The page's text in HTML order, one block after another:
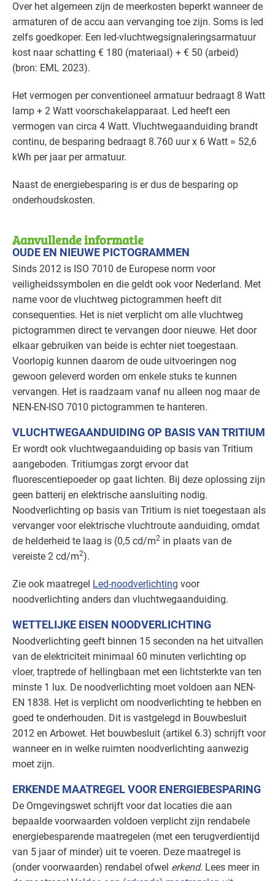
Industrie - verf en drukinkt
Kantoren Basis
Landbouw - land- en tuinbouw
Landbouw - veeteelt
Natwasserijen Basis
Onderwijs Basis
Overige branches Basis
Recreatie - hotels Basis
Recreatie - restaurants en cafés Basis
Sport - overig Basis
Sport - zwembaden Basis
Voedingsindustrie - brood en banket Basis
Voedingsindustrie - vlees Basis
Voedingsindustrie - zoetwaren Basis
Zorg - dierenartsen Basis
Zorg - eerstelijns Basis
Zorg - kinderdagverblijven
Zorg - overig
Zorg - ziekenhuizen Basis
Zorg - zorginstellingen Basis
Over het algemeen zijn de meerkosten beperkt wanneer de
armaturen of de accu aan vervanging toe zijn. Soms is led
zelfs goedkoper. Een led-vluchtwegsignaleringsarmatuur
kost naar schatting € 180 (materiaal) + € 50 (arbeid)
(bron: EML 2023).
Het vermogen per conventioneel armatuur bedraagt 8 Watt
lamp + 2 Watt voorschakelapparaat. Led heeft een
vermogen van circa 4 Watt. Vluchtwegaanduiding brandt
continu, de besparing bedraagt 8.760 uur x 6 Watt = 52,6
kWh per jaar per armatuur.
Naast de energiebesparing is er dus de besparing op
onderhoudskosten.
Aanvullende informatie
OUDE EN NIEUWE PICTOGRAMMEN
Sinds 2012 is ISO 7010 de Europese norm voor
veiligheidssymbolen en die geldt ook voor Nederland. Met
name voor de vluchtweg pictogrammen heeft dit
consequenties. Het is niet verplicht om alle vluchtweg
pictogrammen direct te vervangen door nieuwe. Het door
elkaar gebruiken van beide is echter niet toegestaan.
Voorlopig kunnen daarom de oude uitvoeringen nog
gewoon geleverd worden om enkele stuks te kunnen
vervangen. Het is raadzaam vanaf nu alleen nog maar de
NEN-EN-ISO 7010 pictogrammen te hanteren.
VLUCHTWEGAANDUIDING OP BASIS VAN TRITIUM
Er wordt ook vluchtwegaanduiding op basis van Tritium
aangeboden. Tritiumgas zorgt ervoor dat
fluorescentiepoeder op gaat lichten. Bij deze oplossing zijn
geen batterij en elektrische aansluiting nodig.
Noodverlichting op basis van Tritium is niet toegestaan als
vervanger voor elektrische vluchtroute aanduiding, omdat
de helderheid te laag is (0,5 cd/m2 in plaats van de
vereiste 2 cd/m2).
Zie ook maatregel Led-noodverlichting voor
noodverlichting anders dan vluchtwegaanduiding.
WETTELIJKE EISEN NOODVERLICHTING
Noodverlichting geeft binnen 15 seconden na het uitvallen
van de elektriciteit minimaal 60 minuten verlichting op
vloer, traptrede of hellingbaan met een lichtsterkte van ten
minste 1 lux. De noodverlichting moet voldoen aan NEN-
EN 1838. Het is verplicht om noodverlichting te hebben en
goed te onderhouden. Dit is vastgelegd in Bouwbesluit
2012 en Arbowet. Het bouwbesluit (artikel 6.3) schrijft voor
wanneer en in welke ruimten noodverlichting aanwezig
moet zijn.
ERKENDE MAATREGEL VOOR ENERGIEBESPARING
De Omgevingswet schrijft voor dat locaties die aan
bepaalde voorwaarden voldoen verplicht zijn rendabele
energiebesparende maatregelen (met een terugverdientijd
van 5 jaar of minder) uit te voeren. Deze maatregel is
(onder voorwaarden) rendabel ofwel erkend. Lees meer in